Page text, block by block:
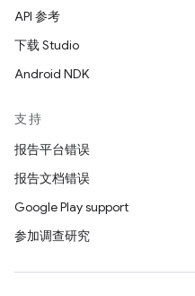
API 参考
下载 Studio
Android NDK
支持
报告平台错误
报告文档错误
Google Play support
参加调查研究